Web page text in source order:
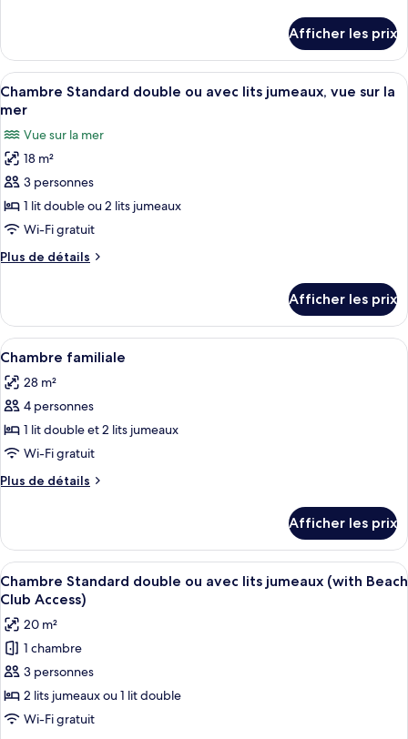
Standard
double
ou
avec
lits
jumeaux,
vue
partielle
sur
la
mer
Chambre
Standard
double
ou
lits
jumeaux,
vue
partielle
sur
mer
Afficher les prix
Afficher
toutes
photos
pour
ce
type
de
chambre :
Chambre
double
ou
avec
lits
jumeaux,
vue
sur
la
mer
Un port de plaisance où de
8
Chambre Standard double ou avec lits jumeaux, vue sur la
mer
Vue sur la mer
18 m²
3 personnes
1 lit double ou 2 lits jumeaux
Wi-Fi gratuit
Plus de détails
Plus
Chambre
Standard
double
avec
lits
vue
sur
mer
Afficher les prix
Afficher
toutes
les
photos
pour
ce
type
de
Chambre
familiale
Un lit bien fait, avec une literie
6
Chambre familiale
28 m²
4 personnes
1 lit double et 2 lits jumeaux
Wi-Fi gratuit
Plus de détails
Plus
Chambre
familiale
Afficher les prix
Afficher
toutes
les
photos
pour
ce
type
de
Une chambre d’hôtel moderne
5
Chambre Standard double ou avec lits jumeaux (with Beach
Club Access)
20 m²
1 chambre
3 personnes
2 lits jumeaux ou 1 lit double
Wi-Fi gratuit